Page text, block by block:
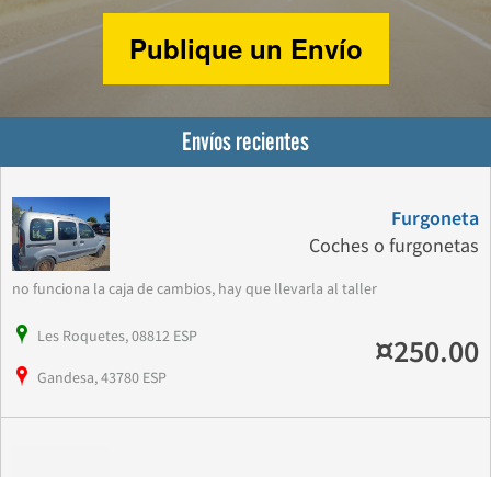
Publique un Envío
Envíos recientes
Furgoneta
Coches o furgonetas
no funciona la caja de cambios, hay que llevarla al taller
Les Roquetes, 08812 ESP
Gandesa, 43780 ESP
¤250.00